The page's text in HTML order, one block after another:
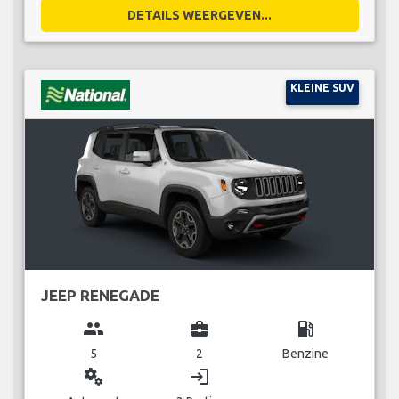
DETAILS WEERGEVEN...
KLEINE SUV
JEEP RENEGADE
group
5
business_center
2
local_gas_station
Benzine
miscellaneous_services login